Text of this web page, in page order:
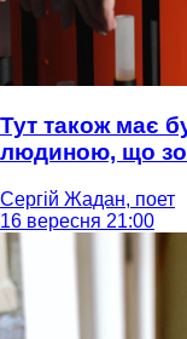
Тут також має
людиною, що
Сергій Жадан, поет
16 вересня 21:00